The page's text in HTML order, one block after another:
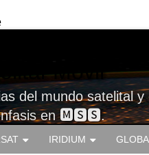
Móvil
del mundo satelital y
en 🅼🆂🆂.
IRIDIUM